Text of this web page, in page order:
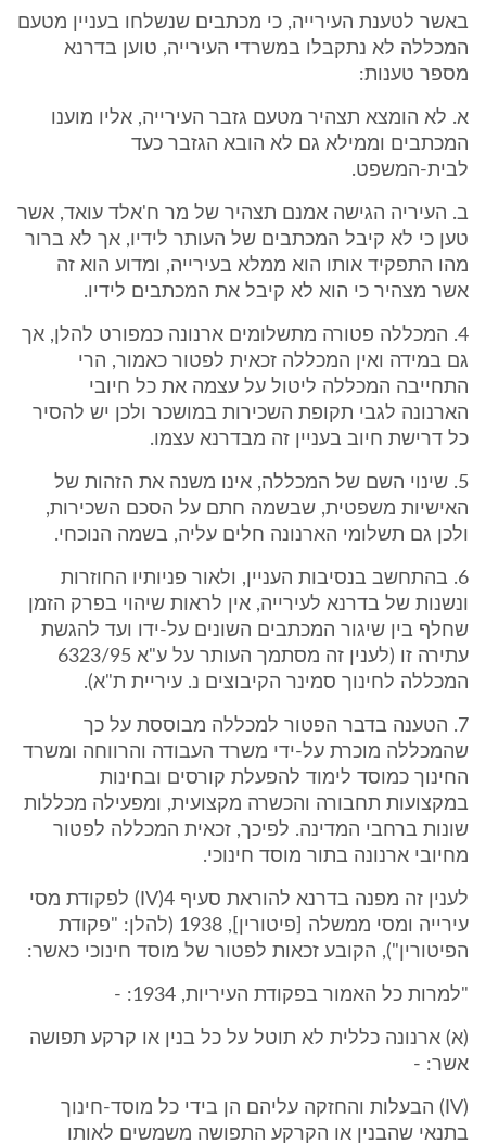
באשר לטענת העירייה, כי מכתבים שנשלחו בעניין מטעם
המכללה לא נתקבלו במשרדי העירייה, טוען בדרנא
מספר טענות:
א. לא הומצא תצהיר מטעם גזבר העירייה, אליו מוענו
המכתבים וממילא גם לא הובא הגזבר כעד
לבית-המשפט.
ב. העיריה הגישה אמנם תצהיר של מר ח'אלד עואד, אשר
טען כי לא קיבל המכתבים של העותר לידיו, אך לא ברור
מהו התפקיד אותו הוא ממלא בעירייה, ומדוע הוא זה
אשר מצהיר כי הוא לא קיבל את המכתבים לידיו.
4. המכללה פטורה מתשלומים ארנונה כמפורט להלן, אך
גם במידה ואין המכללה זכאית לפטור כאמור, הרי
התחייבה המכללה ליטול על עצמה את כל חיובי
הארנונה לגבי תקופת השכירות במושכר ולכן יש להסיר
כל דרישת חיוב בעניין זה מבדרנא עצמו.
5. שינוי השם של המכללה, אינו משנה את הזהות של
האישיות משפטית, שבשמה חתם על הסכם השכירות,
ולכן גם תשלומי הארנונה חלים עליה, בשמה הנוכחי.
6. בהתחשב בנסיבות העניין, ולאור פניותיו החוזרות
ונשנות של בדרנא לעירייה, אין לראות שיהוי בפרק הזמן
שחלף בין שיגור המכתבים השונים על-ידו ועד להגשת
עתירה זו (לענין זה מסתמך העותר על ע"א 6323/95
המכללה לחינוך סמינר הקיבוצים נ. עיריית ת"א).
7. הטענה בדבר הפטור למכללה מבוססת על כך
שהמכללה מוכרת על-ידי משרד העבודה והרווחה ומשרד
החינוך כמוסד לימוד להפעלת קורסים ובחינות
במקצועות תחבורה והכשרה מקצועית, ומפעילה מכללות
שונות ברחבי המדינה. לפיכך, זכאית המכללה לפטור
מחיובי ארנונה בתור מוסד חינוכי.
לענין זה מפנה בדרנא להוראת סעיף 4(IV) לפקודת מסי
עירייה ומסי ממשלה [פיטורין], 1938 (להלן: "פקודת
הפיטורין"), הקובע זכאות לפטור של מוסד חינוכי כאשר:
"למרות כל האמור בפקודת העיריות, 1934: -
(א) ארנונה כללית לא תוטל על כל בנין או קרקע תפושה
אשר: -
(IV) הבעלות והחזקה עליהם הן בידי כל מוסד-חינוך
בתנאי שהבנין או הקרקע התפושה משמשים לאותו